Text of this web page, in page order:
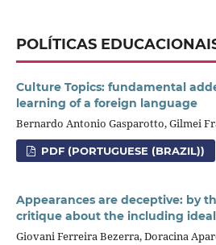
POLÍTICAS
Culture Topics: fundamental
learning of a foreign language
Bernardo Antonio Gasparotto, Gilmei
PDF (PORTUGUESE (BRAZIL))
Appearances are deceptive: by
critique about the including ideal
Giovani Ferreira Bezerra, Doracina